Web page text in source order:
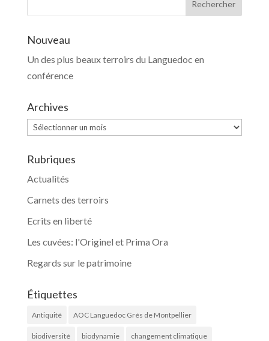
Nouveau
Un des plus beaux terroirs du Languedoc en
conférence
Archives
Archives
Rubriques
Actualités
Carnets des terroirs
Ecrits en liberté
Les cuvées: l'Originel et Prima Ora
Regards sur le patrimoine
Étiquettes
Antiquité AOC Languedoc Grés de Montpellier
biodiversité biodynamie changement climatique